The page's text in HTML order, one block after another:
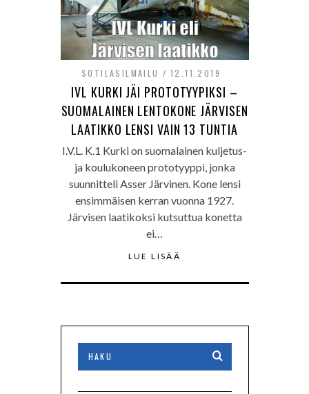
SOTILASILMAILU 12.11.2019
IVL KURKI JÄI PROTOTYYPIKSI –
SUOMALAINEN LENTOKONE JÄRVISEN
LAATIKKO LENSI VAIN 13 TUNTIA
I.V.L. K.1 Kurki on suomalainen kuljetus-
ja koulukoneen prototyyppi, jonka
suunnitteli Asser Järvinen. Kone lensi
ensimmäisen kerran vuonna 1927.
Järvisen laatikoksi kutsuttua konetta
ei…
LUE LISÄÄ